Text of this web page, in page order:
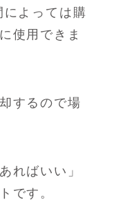
よっては購
使用できま
するので場
ればいい」
です。